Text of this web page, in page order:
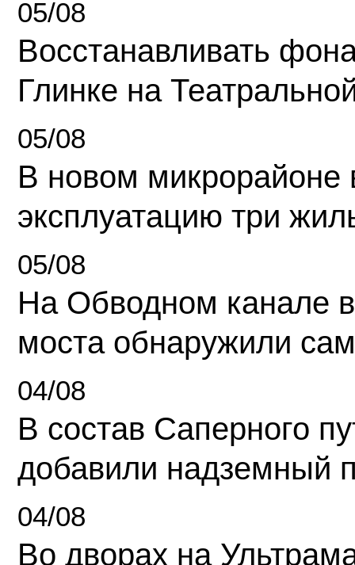
05/08
Восстанавливать
Глинке на
05/08
В новом микрорайоне
эксплуатацию три
05/08
На Обводном канале
моста обнаружили
04/08
В состав Саперного
добавили надземный
04/08
Во дворах на